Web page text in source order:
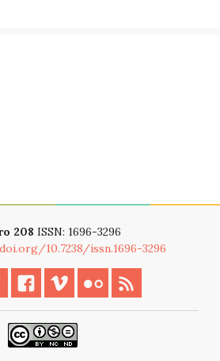
208 ISSN: 1696-3296
10.7238/issn.1696-3296